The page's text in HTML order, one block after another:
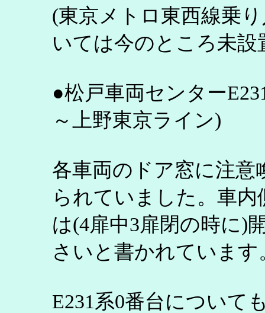
(東京メトロ東西線乗
いては今のところ未設
●松戸車両センター
～上野東京ライン)
各車両のドア窓に注
られていました。車
は(4扉中3扉閉の時に)
さいと書かれています
E231系0番台について